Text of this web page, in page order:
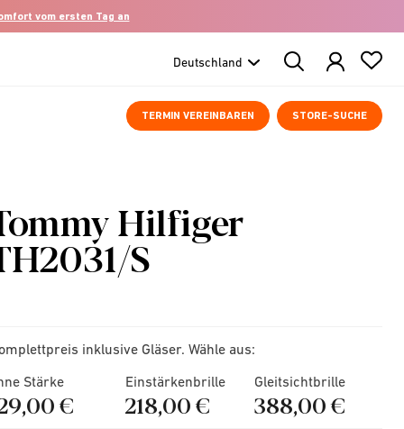
vom ersten Tag an
Search
Products
TERMIN VEREINBAREN STORE-SUCHE
Hilfiger
S
inklusive Gläser. Wähle aus:
Stärke
€
Einstärkenbrille
218,00 €
Gleitsichtbrille
388,00 €